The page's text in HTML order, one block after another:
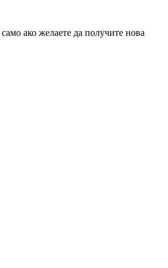
ако желаете да получите нова